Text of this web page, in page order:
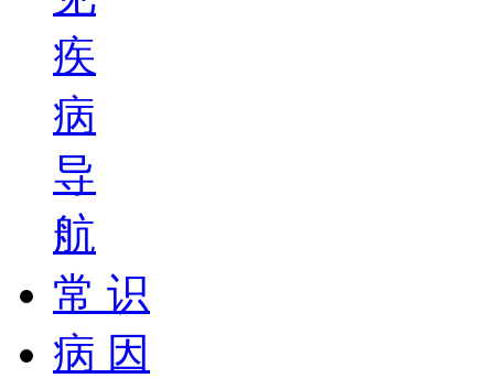
疾
病
导
航
常 识
病 因